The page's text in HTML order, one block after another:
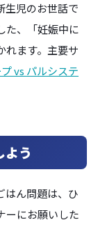
生児のお世話で
た、「妊娠中に
れます。主要サ
vs パルシステ
よう
はん問題は、ひ
ーにお願いした